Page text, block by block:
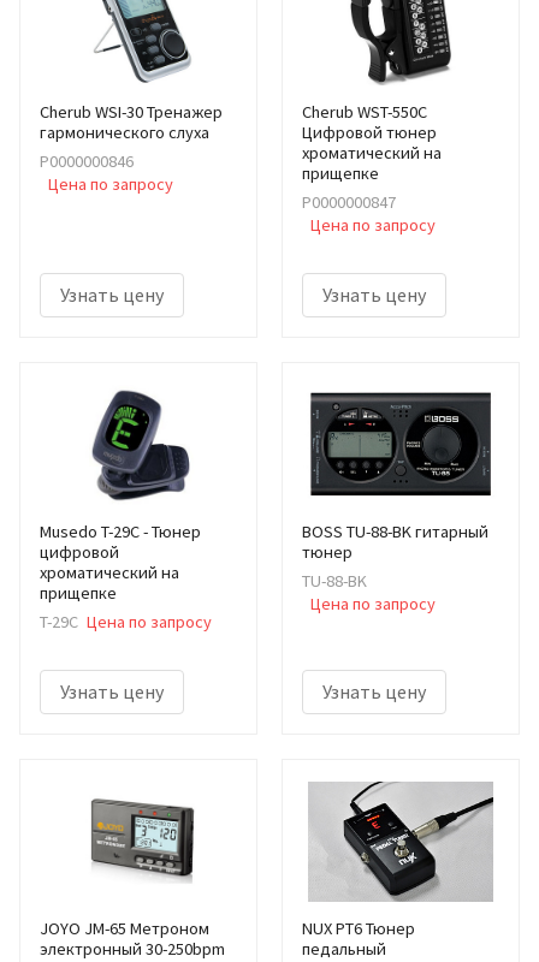
Cherub WSI-30 Тренажер
гармонического слуха
Р0000000846
Цена по запросу
Узнать цену
Cherub WST-550C
Цифровой тюнер
хроматический на
прищепке
Р0000000847
Цена по запросу
Узнать цену
Musedo T-29C - Тюнер
цифровой
хроматический на
прищепке
T-29C Цена по запросу
Узнать цену
BOSS TU-88-BK гитарный
тюнер
TU-88-BK
Цена по запросу
Узнать цену
JOYO JM-65 Метроном
электронный 30-250bpm
NUX PT6 Тюнер
педальный